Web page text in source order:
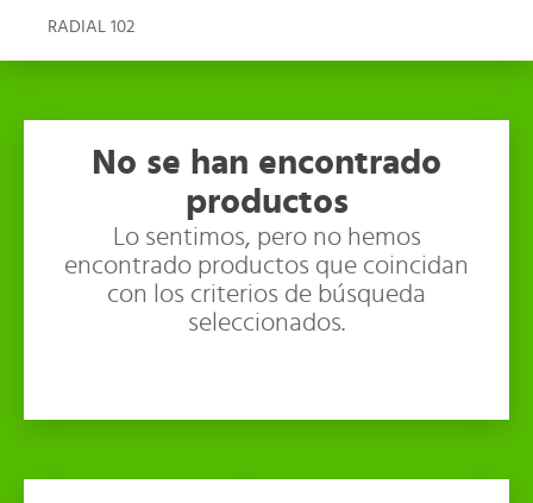
RADIAL 102
No se han encontrado
productos
Lo sentimos, pero no hemos
encontrado productos que coincidan
con los criterios de búsqueda
seleccionados.